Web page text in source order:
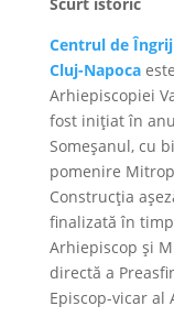
Scurt istoric
Centrul de
Cluj-Napoca
Arhiepiscopiei
fost inițiat în
Someşanul, cu
pomenire
Construcţia
finalizată în
Arhiepiscop și
directă a
Episcop-vicar